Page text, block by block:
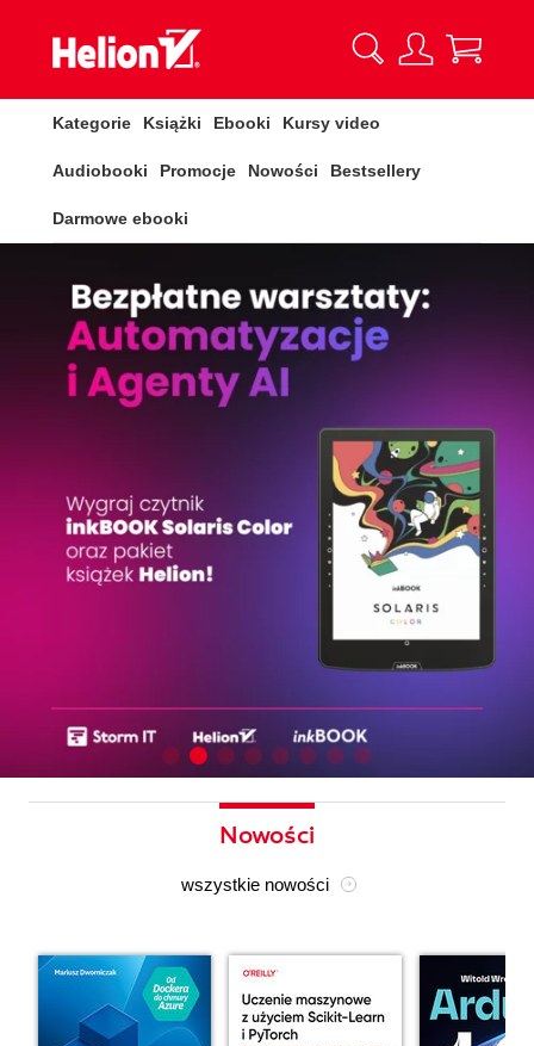
Kategorie Książki Ebooki Kursy video
Audiobooki Promocje Nowości Bestsellery
Darmowe ebooki
Nowości
wszystkie nowości